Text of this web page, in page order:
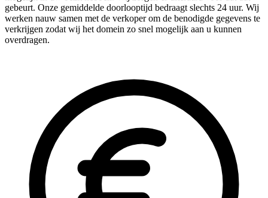
gebeurt. Onze gemiddelde doorlooptijd bedraagt slechts 24 uur. Wij
werken nauw samen met de verkoper om de benodigde gegevens te
verkrijgen zodat wij het domein zo snel mogelijk aan u kunnen
overdragen.